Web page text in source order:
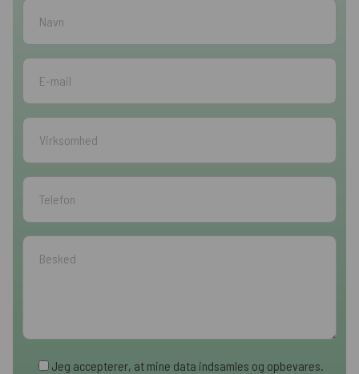
Jeg accepterer, at mine data indsamles og opbevares.